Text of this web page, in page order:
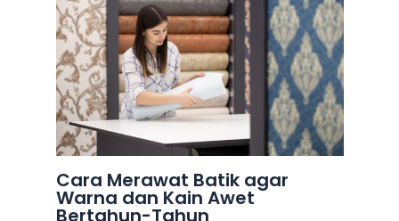
Cara Merawat Batik agar
Warna dan Kain Awet
Bertahun-Tahun